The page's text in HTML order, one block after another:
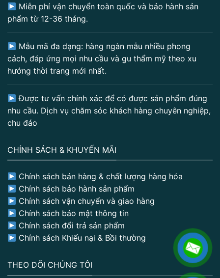
Miễn phí vận chuyển toàn quốc và bảo hành sản
phẩm từ 12-36 tháng.
Mẫu mã đa dạng: hàng ngàn mẫu nhiều phong
cách, đáp ứng mọi nhu cầu và gu thẩm mỹ theo xu
hướng thời trang mới nhất.
Được tư vấn chính xác để có được sản phẩm đúng
nhu cầu. Dịch vụ chăm sóc khách hàng chuyên nghiệp,
chu đáo
CHÍNH SÁCH & KHUYẾN MÃI
Chính sách bán hàng & chất lượng hàng hóa
Chính sách bảo hành sản phẩm
Chính sách vận chuyển và giao hàng
Chính sách bảo mật thông tin
Chính sách đổi trả sản phẩm
Chính sách Khiếu nại & Bồi thường
THEO DÕI CHÚNG TÔI